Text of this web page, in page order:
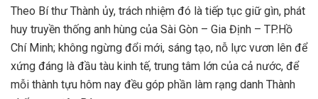
Theo Bí thư Thành ủy, trách nhiệm đó là tiếp tục giữ gìn, phát
huy truyền thống anh hùng của Sài Gòn – Gia Định – TP.Hồ
Chí Minh; không ngừng đổi mới, sáng tạo, nỗ lực vươn lên để
xứng đáng là đầu tàu kinh tế, trung tâm lớn của cả nước, để
mỗi thành tựu hôm nay đều góp phần làm rạng danh Thành